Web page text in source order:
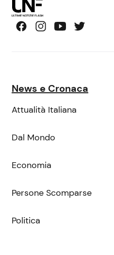
News e Cronaca
Attualità Italiana
Dal Mondo
Economia
Persone Scomparse
Politica